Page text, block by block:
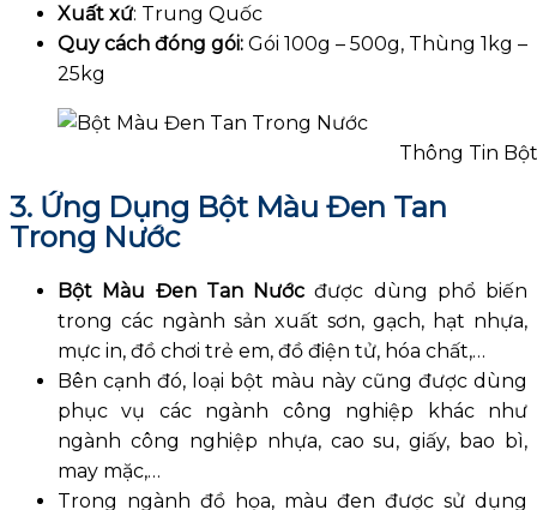
Xuất xứ: Trung Quốc
Quy cách đóng gói: Gói 100g – 500g, Thùng 1kg –
25kg
Thông Tin
3. Ứng Dụng Bột Màu Đen Tan
Trong Nước
Bột Màu Đen Tan Nước được dùng phổ biến
trong các ngành sản xuất sơn, gạch, hạt nhựa,
mực in, đồ chơi trẻ em, đồ điện tử, hóa chất,…
Bên cạnh đó, loại bột màu này cũng được dùng
phục vụ các ngành công nghiệp khác như
ngành công nghiệp nhựa, cao su, giấy, bao bì,
may mặc,…
Trong ngành đồ họa, màu đen được sử dụng